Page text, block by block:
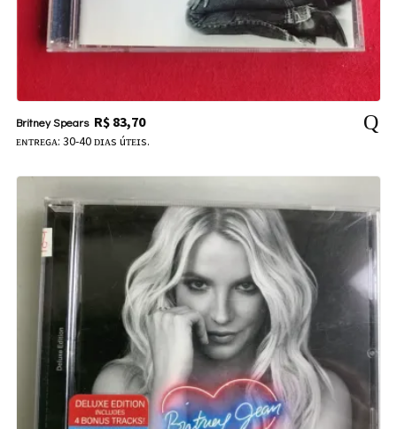
Britney Spears R$83,70
ᴇɴᴛʀᴇɢᴀ: 30-40 ᴅɪᴀs úᴛᴇɪs.